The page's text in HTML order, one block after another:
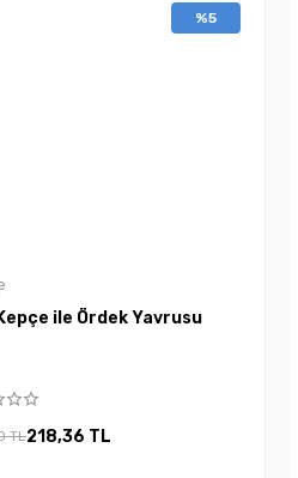
%5
ile Ördek Yavrusu
TL218,36 TL